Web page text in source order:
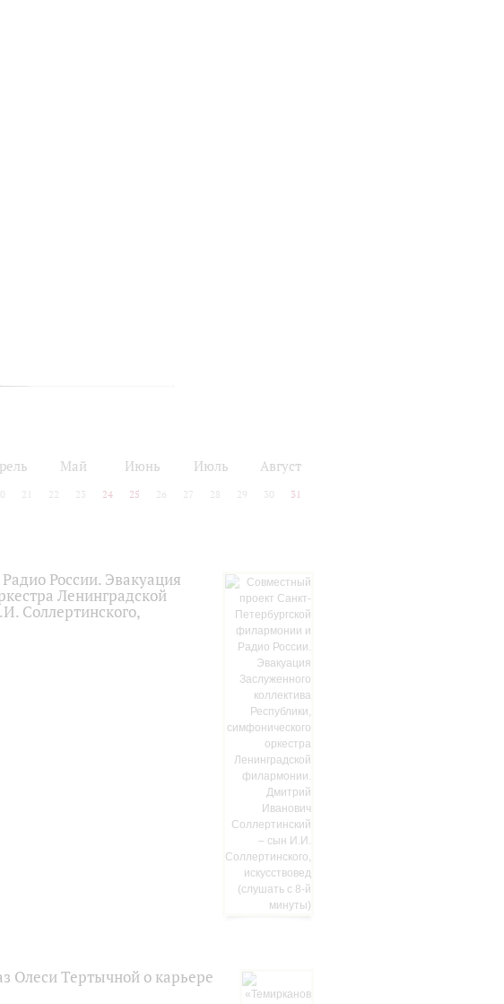
Май Июнь Июль Август
21 22 23 24 25 26 27 28 29 30 31
России. Эвакуация
Ленинградской
Соллертинского,
Олеси Тертычной о карьере